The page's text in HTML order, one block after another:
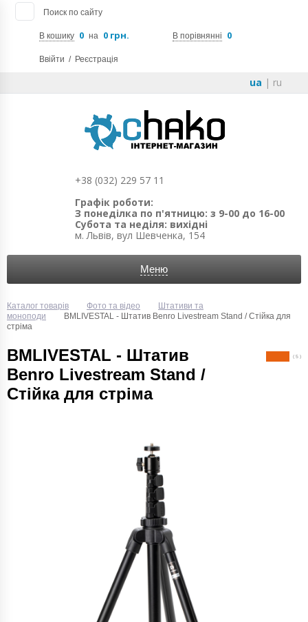
Поиск по сайту
В кошику 0 на 0 грн. В порівнянні 0
Ввійти / Реєстрація
ua | ru
+38 (032) 229 57 11
Графік роботи:
З понеділка по п'ятницю: з 9-00 до 16-00
Субота та неділя: вихідні
м. Львів, вул Шевченка, 154
Меню
Каталог товарів Фото та відео
Штативи та
моноподи
BMLIVESTAL - Штатив Benro Livestream Stand / Стійка для
стріма
BMLIVESTAL - Штатив
Benro Livestream Stand /
Стійка для стріма
( 5 )